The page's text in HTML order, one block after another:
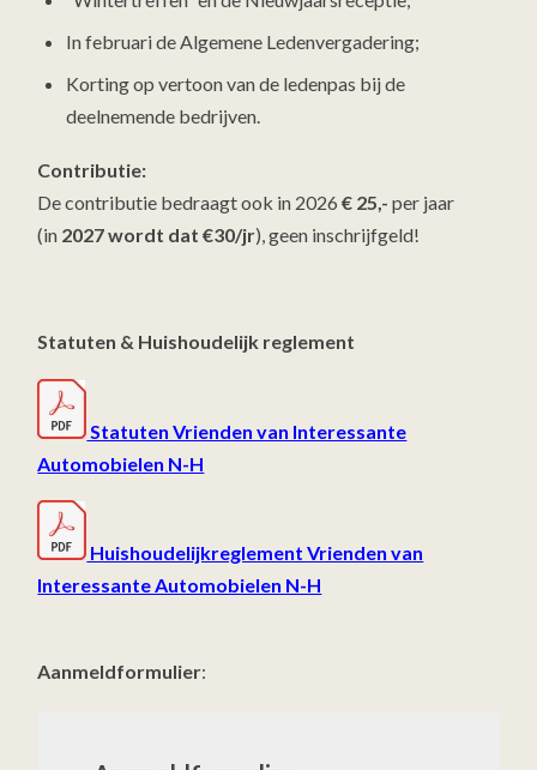
In februari de Algemene Ledenvergadering;
Korting op vertoon van de ledenpas bij de
deelnemende bedrijven.
Contributie:
De contributie bedraagt ook in 2026€ 25,- per jaar
(in 2027 wordt dat €30/jr), geen inschrijfgeld!
Statuten & Huishoudelijk reglement
Statuten Vrienden van Interessante
Automobielen N-H
Huishoudelijkreglement Vrienden van
Interessante Automobielen N-H
Aanmeldformulier: